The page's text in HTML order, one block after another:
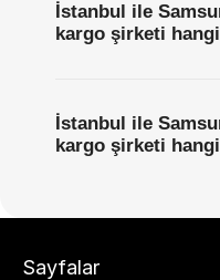
İstanbul ile
kargo şirketi
İstanbul ile
kargo şirketi
Sayfalar